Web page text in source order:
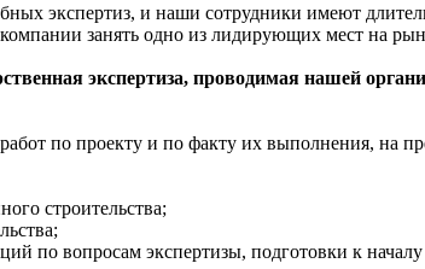
экспертиз, и наши сотрудники имеют
занять одно из лидирующих мест на
экспертиза, проводимая нашей
по проекту и по факту их выполнения, на
строительства;
по вопросам экспертизы, подготовки к